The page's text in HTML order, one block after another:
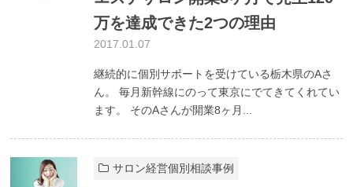
万を達成できた2つの理由
2017.01.07
継続的に個別サポートを受けている栃木県のAさ
ん。 毎月新幹線にのって東京にでてきてくれてい
ます。 そのAさんが開業8ヶ月...
サロン経営個別相談事例